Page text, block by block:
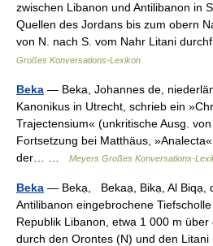
zwischen Libanon und Antilibanon in
Quellen des Jordans bis zum obern
von N. nach S. vom Nahr Litani
Großes Konversations-Lexikon
Beka — Beka, Johannes de,
Kanonikus in Utrecht, schrieb ein
Trajectensium« (unkritische Ausg.
Fortsetzung bei Matthäus,
der… …
Meyers Großes Konversations-
Beka — Bekạ, Bekaạ, Bikạ, Al Biqạ,
Antilibanon eingebrochene
Republik Libanon, etwa 1 000 m
durch den Orontes (N) und den Litani